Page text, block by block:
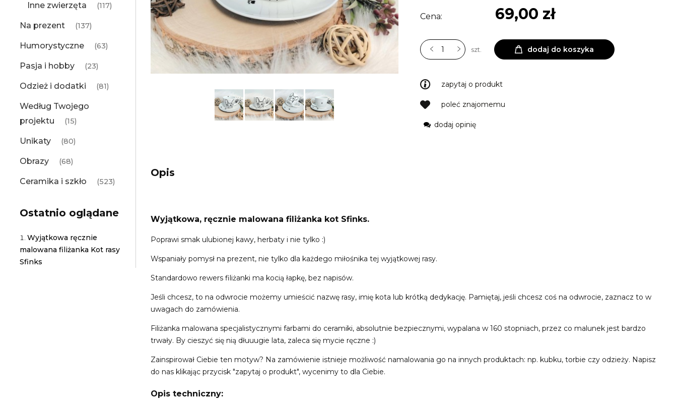
Inne zwierzęta (117)
Na prezent (137)
Humorystyczne (63)
Pasja i hobby (23)
Odzież i dodatki (81)
Według Twojego
projektu
(15)
Unikaty (80)
Obrazy (68)
Ceramika i szkło (523)
Ostatnio oglądane
Wyjątkowa ręcznie
malowana filiżanka Kot rasy
Sfinks
Cena: 69,00 zł
szt. dodaj do koszyka
zapytaj o produkt
poleć znajomemu
dodaj opinię
Opis
Wyjątkowa, ręcznie malowana filiżanka kot Sfinks.
Poprawi smak ulubionej kawy, herbaty i nie tylko :)
Wspaniały pomysł na prezent, nie tylko dla każdego miłośnika tej wyjątkowej rasy.
Standardowo rewers filiżanki ma kocią łapkę, bez napisów.
Jeśli chcesz, to na odwrocie możemy umieścić nazwę rasy, imię kota lub krótką dedykację. Pamiętaj, jeśli chcesz coś na odwrocie, zaznacz to w
uwagach do zamówienia.
Filiżanka malowana specjalistycznymi farbami do ceramiki, absolutnie bezpiecznymi, wypalana w 160 stopniach, przez co malunek jest bardzo
trwały. By cieszyć się nią dłuuugie lata, zaleca się mycie ręczne :)
Zainspirował Ciebie ten motyw? Na zamówienie istnieje możliwość namalowania go na innych produktach: np. kubku, torbie czy odzieży. Napisz
do nas klikając przycisk "zapytaj o produkt", wycenimy to dla Ciebie.
Opis techniczny: